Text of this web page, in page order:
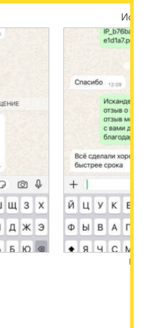
Казань